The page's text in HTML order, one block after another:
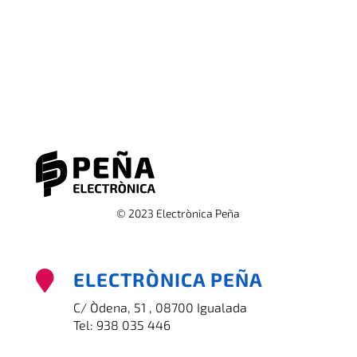
© 2023 Electrònica Peña
 ELECTRÒNICA PEÑA
C/ Òdena, 51 , 08700 Igualada
Tel: 938 035 446